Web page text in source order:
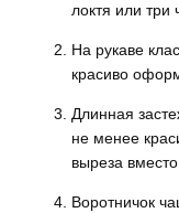
локтя или три
На рукаве
красиво
Длинная
не менее
выреза
Воротничок